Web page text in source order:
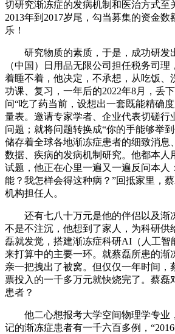
切研究渐冻症的发病机制和医治方式至
2013年到2017岁尾，勾当募集的资金
乐！
研究物质的素质，于是，成功研发
（中国）日用品无限公司担任税务司理
着睡不着，他决定，不承想，从吃饭、
功课、复习，一年后的2022年8月，丢
问“吃了药当前，设想出一套既能精确
量表。邀请专家学者、企业代表切磋行
问题；就将问题转换成“你的手能够举到
储存着全球各地渐冻症患者的细致消息
数据、疾病的发病机制研究。他都本人
试题，他正在心里一遍又一遍反问本人
能？我怎样会得这种病？”回抵家里，
机构担任人。
还有七八十万元是他的伴侣以及渐
不是不注沉，他想到了家人，为科研供
磊就发觉，搭建渐冻症科研AI（人工智
来打算中的主要一环。就蔡磊所患的渐
亲一把拽出了被窝。但仅仅一年时间，
票投入的一千多万元就快烧完了。蔡磊
患者？
他二心想报考大学空间物理学专业
记的渐冻症患者有一千六百多例，